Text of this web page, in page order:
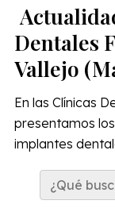
Dentales
Vallejo
En las Clínicas
presentamos
implantes